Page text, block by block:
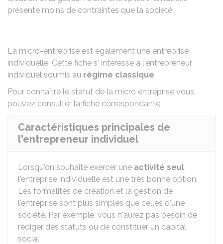
présente moins de contraintes que la société.
La micro-entreprise est également une entreprise
individuelle. Cette fiche s' intéresse à l'entrepreneur
individuel soumis au régime classique.
Pour connaître le statut de la micro entreprise vous
pouvez consulter la fiche correspondante.
Caractéristiques principales de
l'entrepreneur individuel
Lorsqu'on souhaite exercer une activité seul,
l'entreprise individuelle est une très bonne option.
Les formalités de création et la gestion de
l'entreprise sont plus simples que celles d'une
société. Par exemple, vous n'aurez pas besoin de
rédiger des statuts ou de constituer un capital
social.